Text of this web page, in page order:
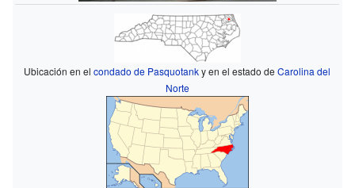
Ubicación en elcondado de Pasquotanky en el estado deCarolina del
Norte